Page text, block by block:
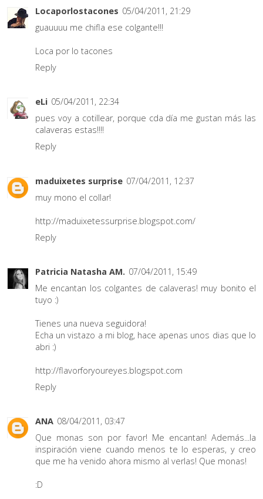
Locaporlostacones 05/04/2011, 21:29
guauuuu me chifla ese colgante!!!
Loca por lo tacones
Reply
eLi 05/04/2011, 22:34
pues voy a cotillear, porque cda día me gustan más las
calaveras estas!!!!
Reply
maduixetes surprise 07/04/2011, 12:37
muy mono el collar!
http://maduixetessurprise.blogspot.com/
Reply
Patricia Natasha AM. 07/04/2011, 15:49
Me encantan los colgantes de calaveras! muy bonito el
tuyo :)
Tienes una nueva seguidora!
Echa un vistazo a mi blog, hace apenas unos dias que lo
abri :)
http://flavorforyoureyes.blogspot.com
Reply
ANA 08/04/2011, 03:47
Que monas son por favor! Me encantan! Además...la
inspiración viene cuando menos te lo esperas, y creo
que me ha venido ahora mismo al verlas! Que monas!
:D